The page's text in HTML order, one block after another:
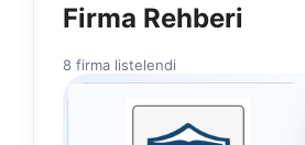
Firma Rehberi
8 firma listelendi